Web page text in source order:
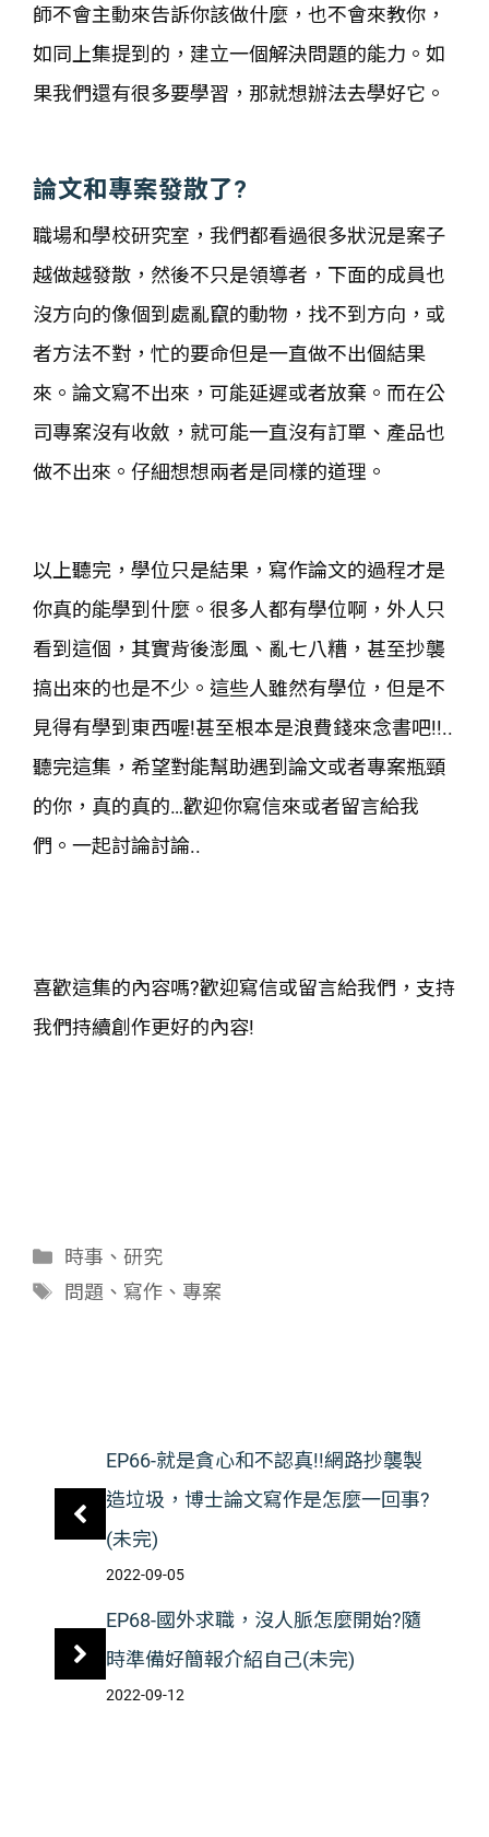
師不會主動來告訴你該做什麼，也不會來教你，
如同上集提到的，建立一個解決問題的能力。如
果我們還有很多要學習，那就想辦法去學好它。
論文和專案發散了?
職場和學校研究室，我們都看過很多狀況是案子
越做越發散，然後不只是領導者，下面的成員也
沒方向的像個到處亂竄的動物，找不到方向，或
者方法不對，忙的要命但是一直做不出個結果
來。論文寫不出來，可能延遲或者放棄。而在公
司專案沒有收斂，就可能一直沒有訂單、產品也
做不出來。仔細想想兩者是同樣的道理。
以上聽完，學位只是結果，寫作論文的過程才是
你真的能學到什麼。很多人都有學位啊，外人只
看到這個，其實背後澎風、亂七八糟，甚至抄襲
搞出來的也是不少。這些人雖然有學位，但是不
見得有學到東西喔!甚至根本是浪費錢來念書吧!!..
聽完這集，希望對能幫助遇到論文或者專案瓶頸
的你，真的真的…歡迎你寫信來或者留言給我
們。一起討論討論..
喜歡這集的內容嗎?歡迎寫信或留言給我們，支持
我們持續創作更好的內容!
分
類
時事 、 研究
標
問題 、 寫作、 專案
EP66-就是貪心和不認真!!網路抄襲製
造垃圾，博士論文寫作是怎麼一回事?
(未完)
2022-09-05
EP68-國外求職，沒人脈怎麼開始?隨
時準備好簡報介紹自己(未完)
2022-09-12